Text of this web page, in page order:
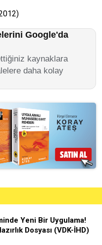
Google'da
kaynaklara
daha kolay
Yeni Bir Uygulama!
Dosyası (VDK-İHD)